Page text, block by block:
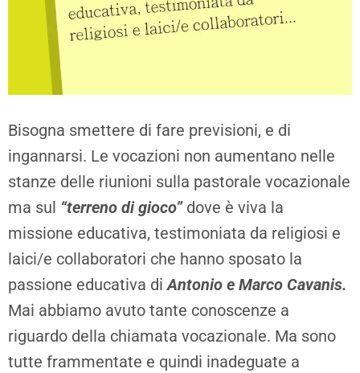
Bisogna smettere di fare previsioni, e di
ingannarsi. Le vocazioni non aumentano nelle
stanze delle riunioni sulla pastorale vocazionale
ma sul “terreno di gioco” dove è viva la
missione educativa, testimoniata da religiosi e
laici/e collaboratori che hanno sposato la
passione educativa diAntonio e Marco Cavanis.
Mai abbiamo avuto tante conoscenze a
riguardo della chiamata vocazionale. Ma sono
tutte frammentate e quindi inadeguate a